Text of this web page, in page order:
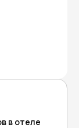
в отеле